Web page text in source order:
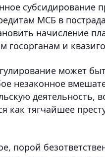
субсидирование
МСБ в
начисление
и
может
незаконное
деятельность,
как тягчайшее
порой